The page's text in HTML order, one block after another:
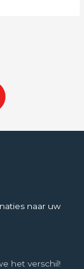
naar uw
het verschil!